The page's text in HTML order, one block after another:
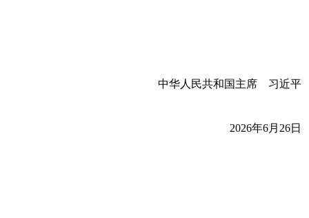
中华人民共和国主席 习近平
2026年6月26日